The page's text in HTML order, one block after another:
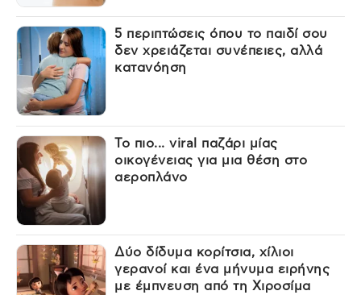
5 περιπτώσεις όπου το παιδί σου
δεν χρειάζεται συνέπειες, αλλά
κατανόηση
Το πιο... viral παζάρι μίας
οικογένειας για μια θέση στο
αεροπλάνο
Δύο δίδυμα κορίτσια, χίλιοι
γερανοί και ένα μήνυμα ειρήνης
με έμπνευση από τη Χιροσίμα